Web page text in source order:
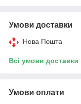
Умови доставки
Нова Пошта
Всі умови доставки
Умови оплати